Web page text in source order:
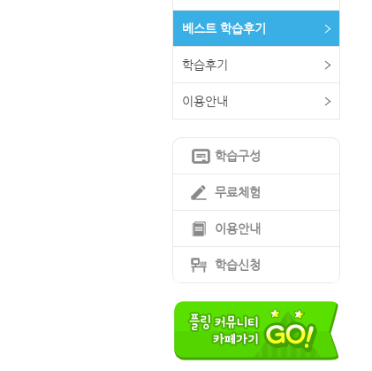
베스트 학습후기
학습후기
이용안내
학습구성
무료체험
이용안내
학습신청